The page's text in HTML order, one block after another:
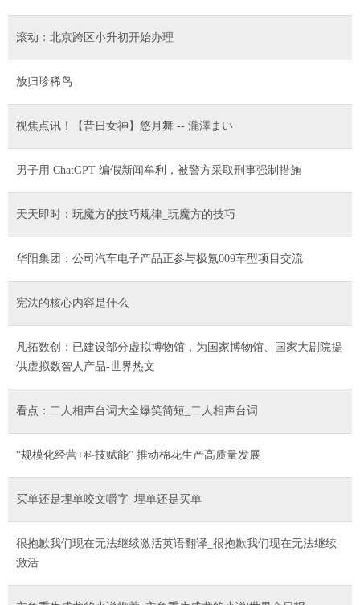
滚动：北京跨区小升初开始办理
放归珍稀鸟
视焦点讯！【昔日女神】悠月舞 -- 瀧澤まい
男子用 ChatGPT 编假新闻牟利，被警方采取刑事强制措施
天天即时：玩魔方的技巧规律_玩魔方的技巧
华阳集团：公司汽车电子产品正参与极氪009车型项目交流
宪法的核心内容是什么
凡拓数创：已建设部分虚拟博物馆，为国家博物馆、国家大剧院提
供虚拟数智人产品-世界热文
看点：二人相声台词大全爆笑简短_二人相声台词
“规模化经营+科技赋能” 推动棉花生产高质量发展
买单还是埋单咬文嚼字_埋单还是买单
很抱歉我们现在无法继续激活英语翻译_很抱歉我们现在无法继续
激活